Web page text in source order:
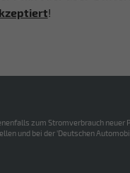
!
zum Stromverbrauch
und bei der 'Deutschen